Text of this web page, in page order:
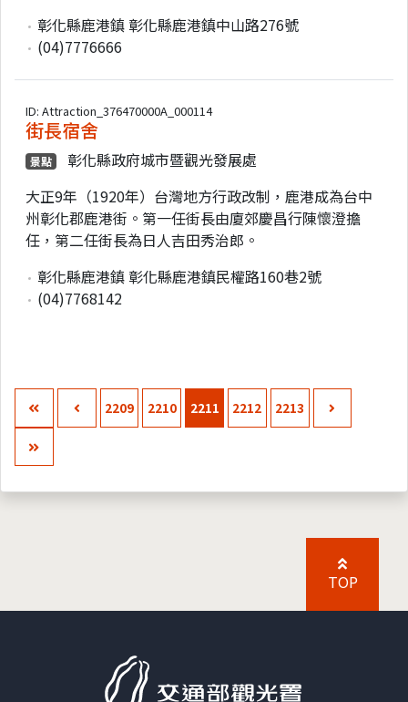
彰化縣鹿港鎮 彰化縣鹿港鎮中山路276號
(04)7776666
ID: Attraction_376470000A_000114
街長宿舍
景點
彰化縣政府城市暨觀光發展處
大正9年（1920年）台灣地方行政改制，鹿港成為台中
州彰化郡鹿港街。第一任街長由廈郊慶昌行陳懷澄擔
任，第二任街長為日人吉田秀治郎。
彰化縣鹿港鎮 彰化縣鹿港鎮民權路160巷2號
(04)7768142
2209 2210 2211 2212 2213
TOP